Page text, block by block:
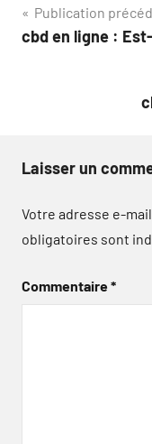
Navigation
de
Publication
cbd en ligne :
Laisser un
Votre adresse e-
obligatoires sont
Commentaire*